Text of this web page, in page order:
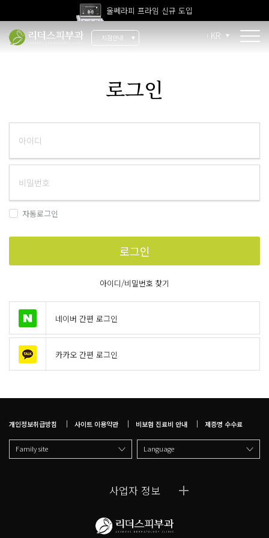
울쎄라피 프라임 신규 도입
고압산소치료 신규 도입
지점안내 KR
리더스 소개
리더스 히스토리
지점 안내
로그인
자동로그인
로그인
아이디/비밀번호 찾기
네이버 간편 로그인
카카오 간편 로그인
개인정보취급방침 사이트 이용약관 비보험 진료비 안내 제증명 수수료
Family site Language
사업자 정보